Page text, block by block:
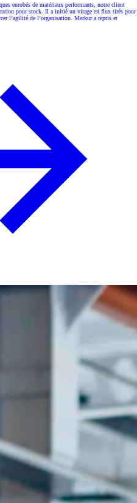
enrobés de matériaux performants, notre client
pour stock. Il a initié un virage en flux tirés pour
l’agilité de l’organisation. Merkur a repris et